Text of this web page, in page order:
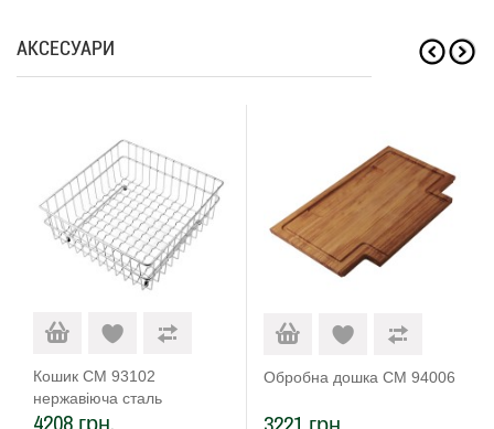
АКСЕСУАРИ
Кошик CM 93102
нержавіюча сталь
4208 грн.
Обробна дошка CM 94006